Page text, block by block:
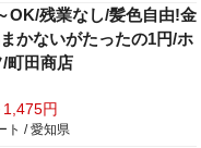
OK/残業なし/髪色自由!金
かないがたったの1円/ホ
町田商店
円
ト / 愛知県